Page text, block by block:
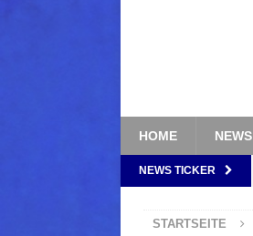
HOME NEWS
NEWS TICKER
STARTSEITE